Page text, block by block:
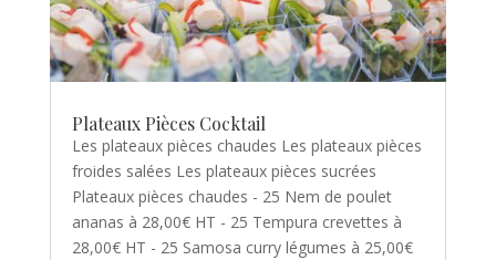
Plateaux Pièces Cocktail
Les plateaux pièces chaudes Les plateaux pièces
froides salées Les plateaux pièces sucrées
Plateaux pièces chaudes - 25 Nem de poulet
ananas à 28,00€ HT - 25 Tempura crevettes à
28,00€ HT - 25 Samosa curry légumes à 25,00€